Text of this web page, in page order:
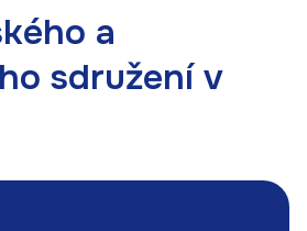
a
sdružení v